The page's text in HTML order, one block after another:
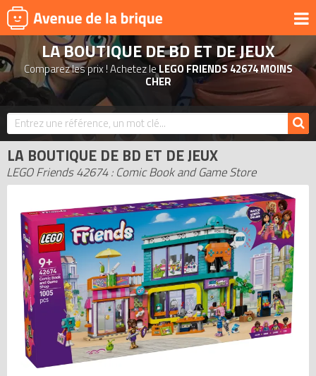
UNIVERS
PRODUITS DÉRIVÉS
NOUVEAUTÉS
LEGO 2026
BONS PLANS
ACTUALITÉS
ASSOCIATIONS DE FANS
EXPOSITIONS LEGO
LEGO LES PLUS CHERS
DERNIERS LEGO AJOUTÉS
LA BOUTIQUE DE BD ET DE JEUX
Comparez les prix ! Achetez leLEGO FRIENDS 42674 MOINS
CHER
LA BOUTIQUE DE BD ET DE JEUX
LEGO Friends 42674 : Comic Book and Game Store